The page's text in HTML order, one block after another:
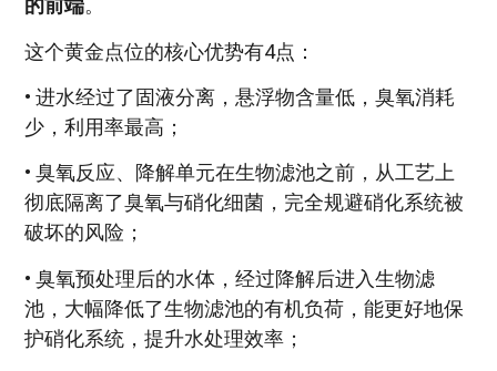
的前端。
这个黄金点位的核心优势有4点：
• 进水经过了固液分离，悬浮物含量低，臭氧消耗
少，利用率最高；
• 臭氧反应、降解单元在生物滤池之前，从工艺上
彻底隔离了臭氧与硝化细菌，完全规避硝化系统被
破坏的风险；
• 臭氧预处理后的水体，经过降解后进入生物滤
池，大幅降低了生物滤池的有机负荷，能更好地保
护硝化系统，提升水处理效率；